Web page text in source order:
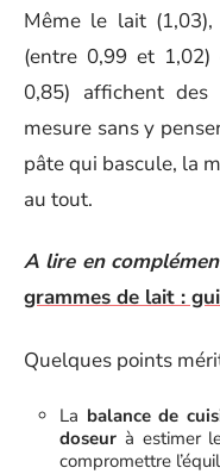
Même le lait
(entre 0,99 et
0,85) affichent des
mesure sans y
pâte qui bascule, la
au tout.
A lire en
grammes de lait :
Quelques points
La balance de
doseur à estimer
compromettre